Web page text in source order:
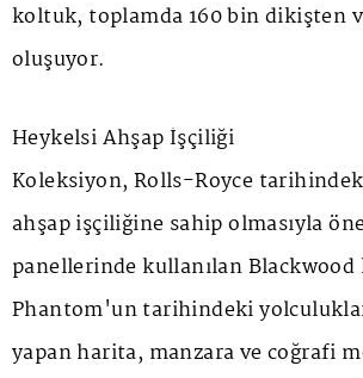
koltuk, toplamda 160 bin dikişten
oluşuyor.
Heykelsi Ahşap İşçiliği
Koleksiyon, Rolls-Royce
ahşap işçiliğine sahip olmasıyla
panellerinde kullanılanBlackwood
Phantom'un tarihindeki
yapan harita, manzara ve coğrafi